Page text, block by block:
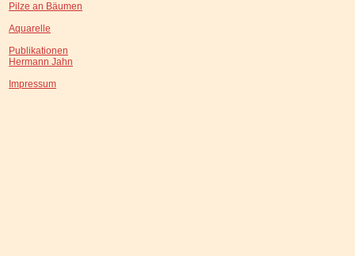
Pilze an Bäumen
Aquarelle
Publikationen
Hermann Jahn
Impressum